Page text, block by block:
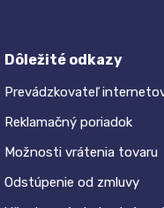
Dôležité odkazy
Prevádzkovateľ
Reklamačný poriadok
Možnosti vrátenia tovaru
Odstúpenie od zmluvy